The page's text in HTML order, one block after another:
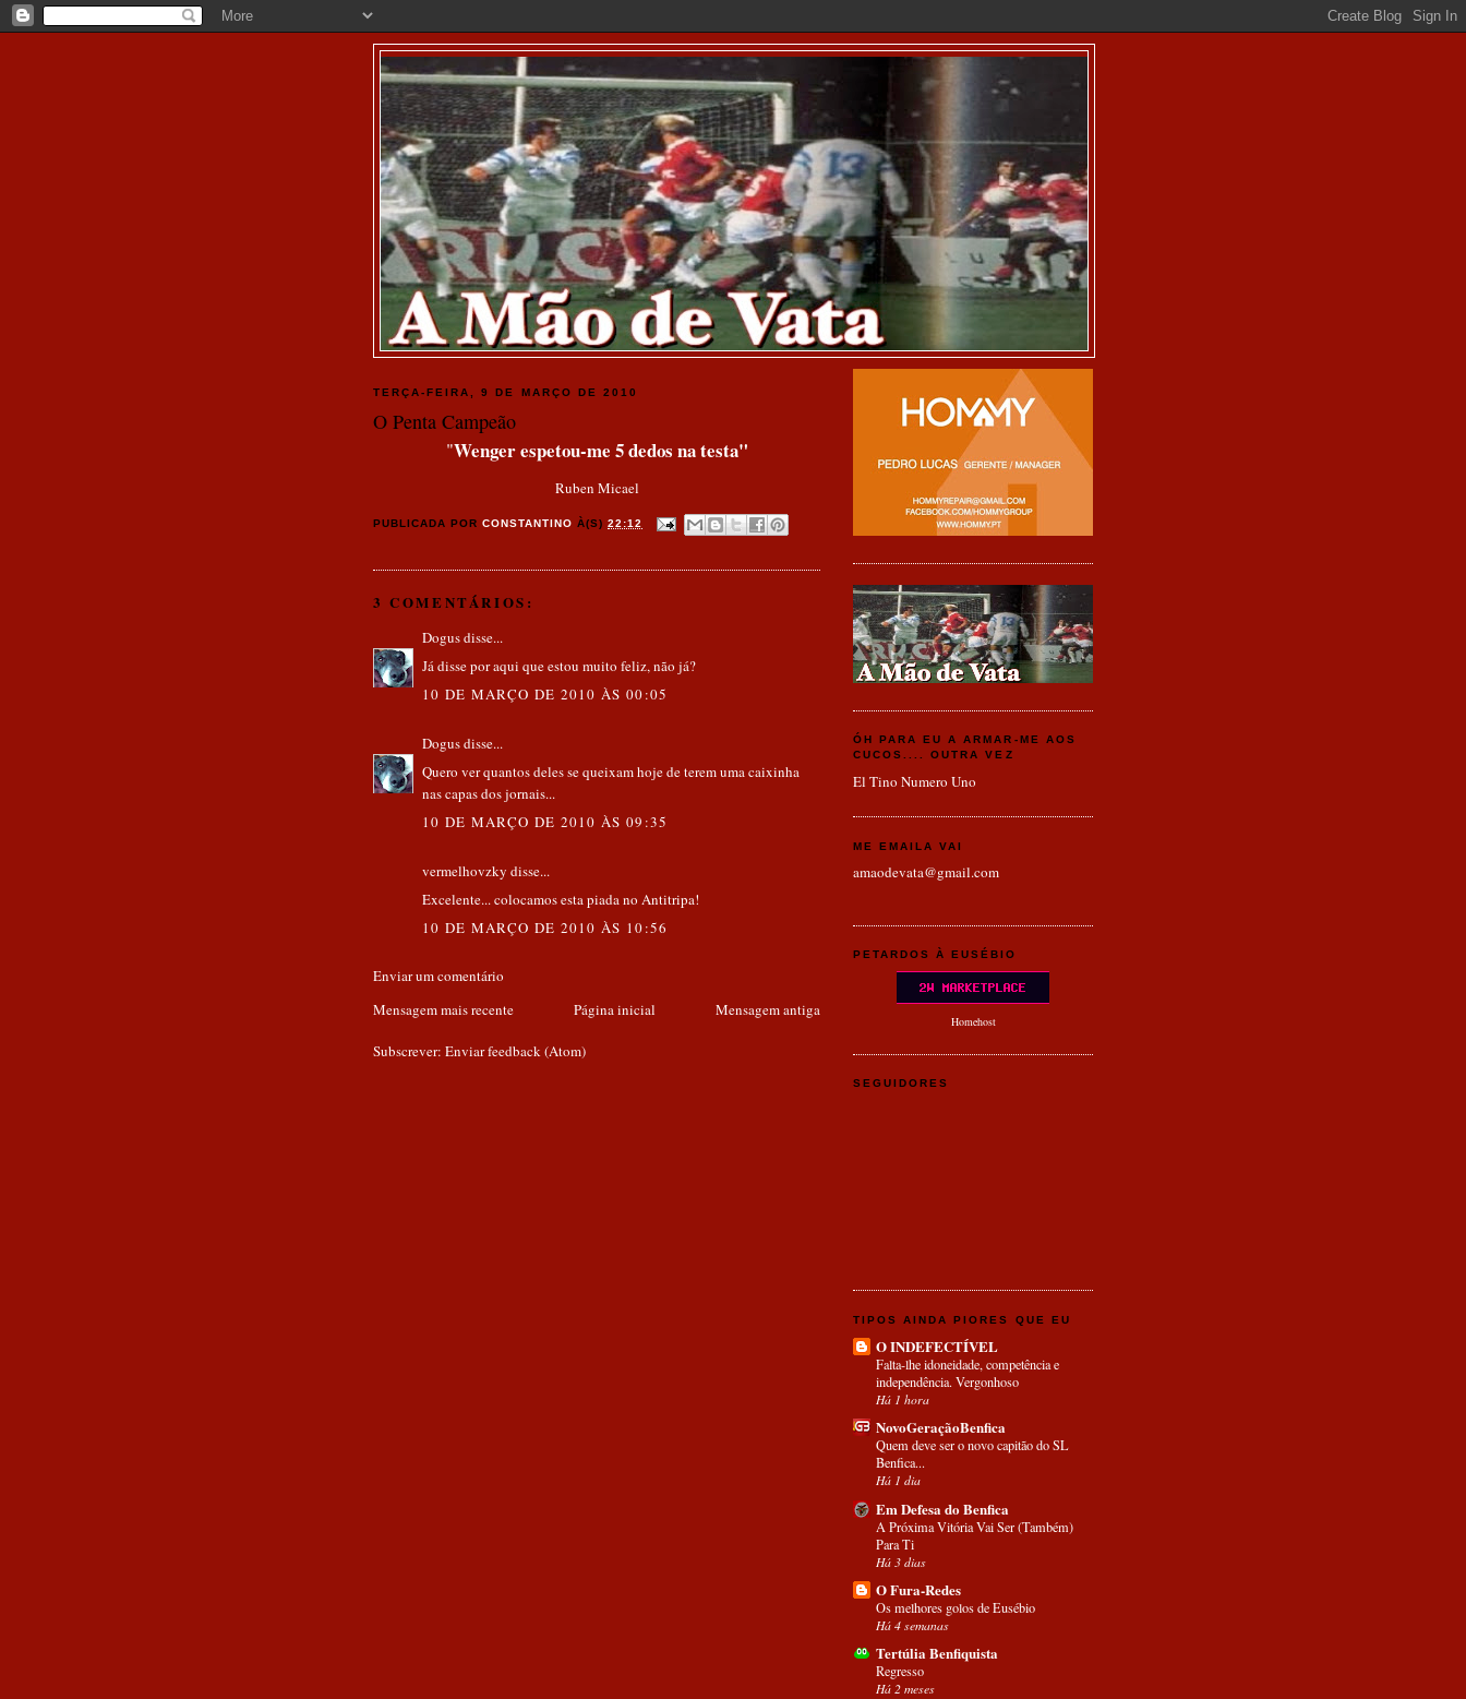
A MÃO DE VATA
TERÇA-FEIRA, 9 DE MARÇO DE 2010
O Penta Campeão
"Wenger espetou-me 5 dedos na testa"
Ruben Micael
PUBLICADA PORCONSTANTINO À(S)22:12
3 COMENTÁRIOS:
Dogusdisse...
Já disse por aqui que estou muito feliz, não já?
10 DE MARÇO DE 2010 ÀS 00:05
Dogusdisse...
Quero ver quantos deles se queixam hoje de terem uma caixinha
nas capas dos jornais...
10 DE MARÇO DE 2010 ÀS 09:35
vermelhovzky disse...
Excelente... colocamos esta piada no Antitripa!
10 DE MARÇO DE 2010 ÀS 10:56
Enviar um comentário
Mensagem mais recente
Mensagem antiga
Página inicial
Subscrever: Enviar feedback (Atom)
ÓH PARA EU A ARMAR-ME AOS
CUCOS.... OUTRA VEZ
El Tino Numero Uno
ME EMAILA VAI
amaodevata@gmail.com
PETARDOS À EUSÉBIO
Homehost
SEGUIDORES
TIPOS AINDA PIORES QUE EU
O INDEFECTÍVEL
Falta-lhe idoneidade, competência e
independência. Vergonhoso
Há 1 hora
NovoGeraçãoBenfica
Quem deve ser o novo capitão do SL
Benfica...
Há 1 dia
Em Defesa do Benfica
A Próxima Vitória Vai Ser (Também)
Para Ti
Há 3 dias
O Fura-Redes
Os melhores golos de Eusébio
Há 4 semanas
Tertúlia Benfiquista
Regresso
Há 2 meses